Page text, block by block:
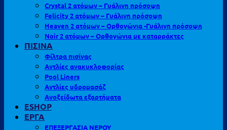
Crystal 2 ατόμων – Γυάλινη πρόσοψη
Felicity 2 ατόμων – Γυάλινη πρόσοψη
Heaven 2 ατόμων – Ορθογώνια -Γυάλινη πρόσοψη
Noir 2 ατόμων – Ορθογώνια με καταρράκτες
ΠΙΣΙΝΑ
Φίλτρα πισίνας
Αντλίες ανακυκλοφορίας
Pool Liners
Αντλίες υδρομασάζ
Ανοξείδωτα εξαρτήματα
ESHOP
ΕΡΓΑ
ΕΠΕΞΕΡΓΑΣΙΑ ΝΕΡΟΥ